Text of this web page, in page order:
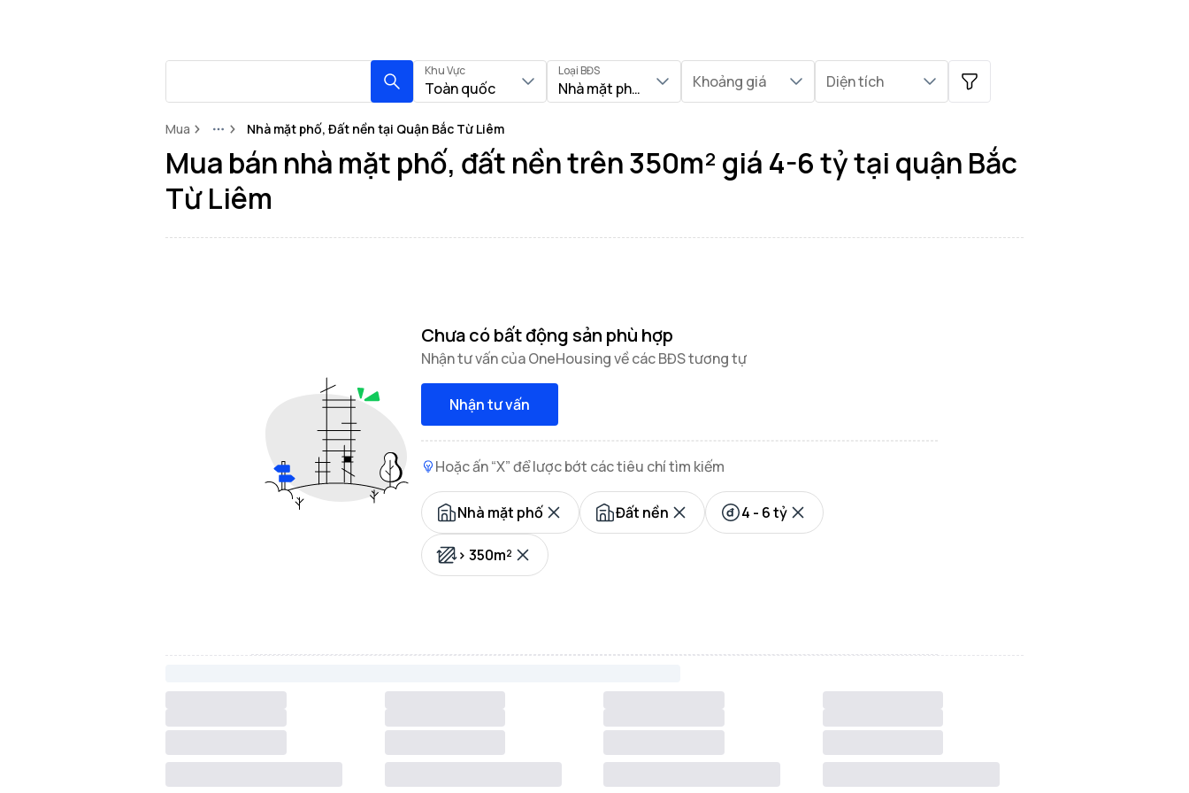
Khu Vực
Toàn quốc
Loại BĐS
Nhà mặt phố, Đất nềnKhoảng giá Diện tích
Mua MoreNhà mặt phố, Đất nền tại Quận Bắc Từ Liêm
Mua bán nhà mặt phố, đất nền trên 350m² giá 4-6 tỷ tại quận Bắc
Từ Liêm
Chưa có bất động sản phù hợp
Nhận tư vấn của OneHousing về các BĐS tương tự
Nhận tư vấn
Hoặc ấn “X” để lược bớt các tiêu chí tìm kiếm
Nhà mặt phố Đất nền 4 - 6 tỷ
> 350m²